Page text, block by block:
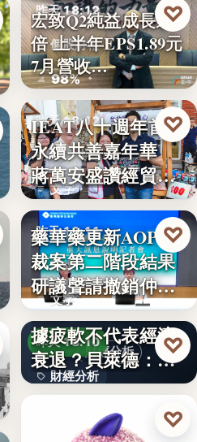
昨天 18:12
個股財報
98%
宏致Q2純益成長近1
倍 上半年EPS1.89元
7月營收…
♡
昨天 18:12
永續共善
文字
IEAT八十週年首辦
永續共善嘉年華
蔣萬安盛讚經貿公
益打…
♡
昨天 18:11
財經
文字
藥華藥更新AOP仲
裁案第二階段結果
研議聲請撤銷仲裁
判斷
♡
財經分析
昨天 18:10
財經分析
美國7月非農就業數
據疲軟不代表經濟
衰退？貝萊德：AI
正讓…
♡
昨天 17:00 ♡